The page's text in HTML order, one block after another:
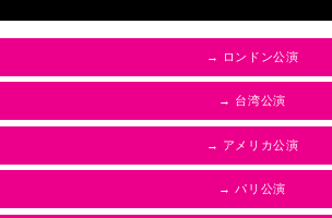
→ ロンドン公演
→ 台湾公演
→ アメリカ公演
→ パリ公演